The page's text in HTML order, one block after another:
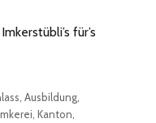
für’s
,Ausbildung
,Kanton